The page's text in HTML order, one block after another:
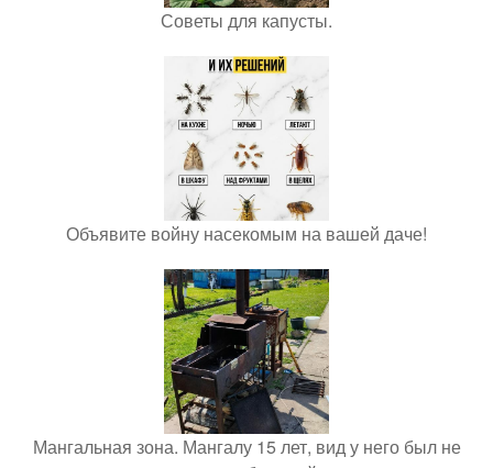
Советы для капусты.
Объявите войну насекомым на вашей даче!
Мангальная зона. Мангалу 15 лет, вид у него был не